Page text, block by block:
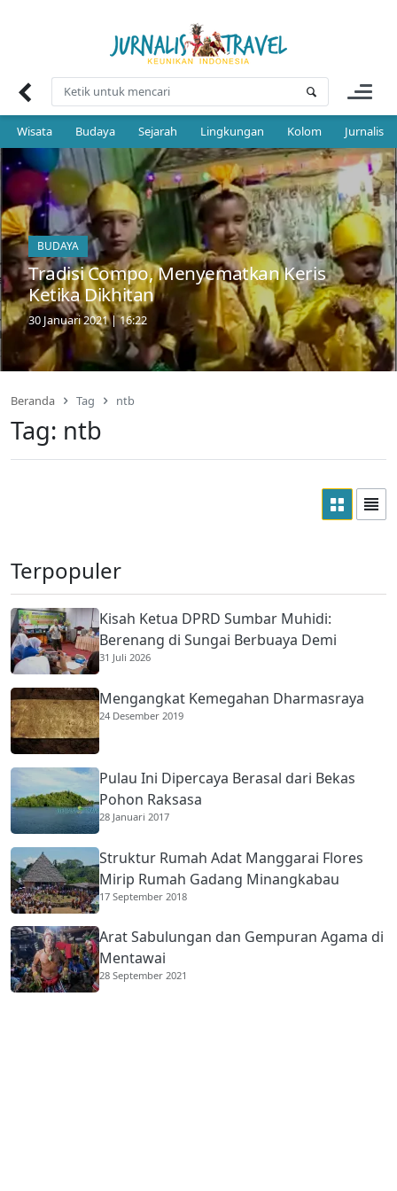
Wisata Budaya Sejarah Lingkungan Kolom Jurnalis
BUDAYA
Tradisi Compo, Menyematkan Keris
Ketika Dikhitan
30 Januari 2021 | 16:22
Beranda Tag ntb
Tag: ntb
Terpopuler
Kisah Ketua DPRD Sumbar Muhidi:
Berenang di Sungai Berbuaya Demi
Membantu Ekonomi Orang Tua
31 Juli 2026
Mengangkat Kemegahan Dharmasraya
24 Desember 2019
Pulau Ini Dipercaya Berasal dari Bekas
Pohon Raksasa
28 Januari 2017
Struktur Rumah Adat Manggarai Flores
Mirip Rumah Gadang Minangkabau
17 September 2018
Arat Sabulungan dan Gempuran Agama di
Mentawai
28 September 2021